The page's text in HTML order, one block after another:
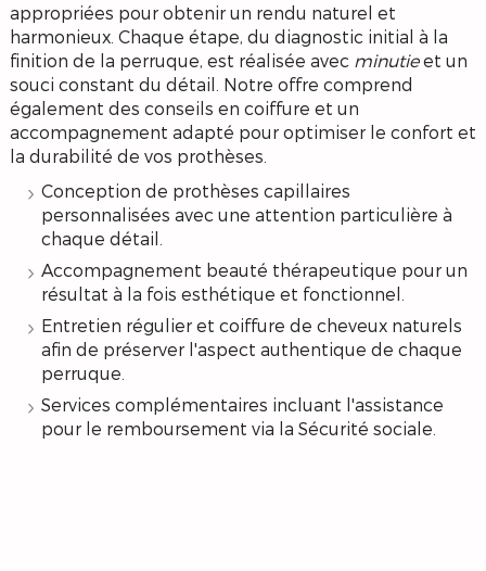
appropriées pour obtenir un rendu naturel et
harmonieux. Chaque étape, du diagnostic initial à la
finition de la perruque, est réalisée avec minutieet un
souci constant du détail. Notre offre comprend
également des conseils en coiffure et un
accompagnement adapté pour optimiser le confort et
la durabilité de vos prothèses.
Conception de prothèses capillaires
personnalisées avec une attention particulière à
chaque détail.
Accompagnement beauté thérapeutique pour un
résultat à la fois esthétique et fonctionnel.
Entretien régulier et coiffure de cheveux naturels
afin de préserver l'aspect authentique de chaque
perruque.
Services complémentaires incluant l'assistance
pour le remboursement via la Sécurité sociale.